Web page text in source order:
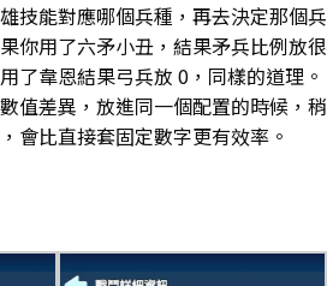
技能對應哪個兵種，再去決定那個兵
你用了六矛小丑，結果矛兵比例放很
了韋恩結果弓兵放 0，同樣的道理。
值差異，放進同一個配置的時候，稍
會比直接套固定數字更有效率。